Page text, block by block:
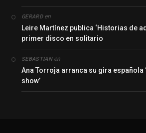
GERARDen
Leire Martínez publica ‘Historias de
primer disco en solitario
SEBASTIANen
Ana Torroja arranca su gira española
show’